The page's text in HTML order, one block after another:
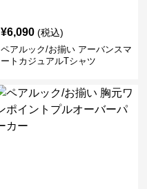
¥6,090 (税込)
ペアルック/お揃い アーバンスマ
ートカジュアルTシャツ